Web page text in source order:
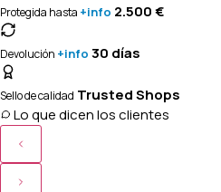
Protegida hasta +info 2.500 €
Devolución +info 30 días
Sello de calidad Trusted Shops
Lo que dicen los clientes